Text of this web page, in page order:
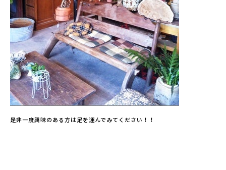
是非一度興味のある方は足を運んでみてください！！